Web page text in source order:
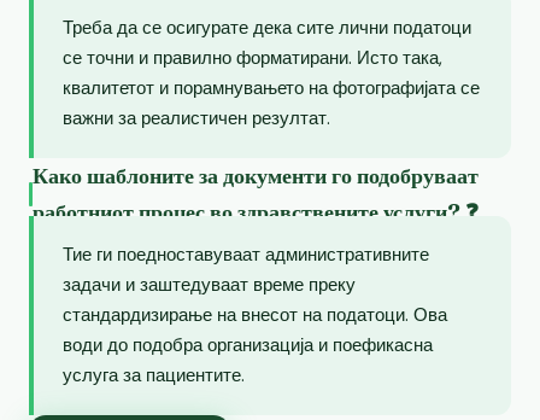
Треба да се осигурате дека сите лични податоци
се точни и правилно форматирани. Исто така,
квалитетот и порамнувањето на фотографијата се
важни за реалистичен резултат.
Како шаблоните за документи го подобруваат
работниот процес во здравствените услуги? ❓
Тие ги поедноставуваат административните
задачи и заштедуваат време преку
стандардизирање на внесот на податоци. Ова
води до подобра организација и поефикасна
услуга за пациентите.